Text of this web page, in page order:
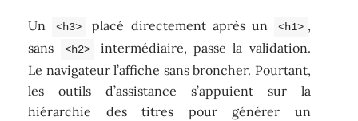
Un <h3> placé directement après un <h1> ,
sans
<h2>
intermédiaire, passe la validation.
Le navigateur l’affiche sans broncher. Pourtant,
les outils d’assistance s’appuient sur la
hiérarchie des titres pour générer un